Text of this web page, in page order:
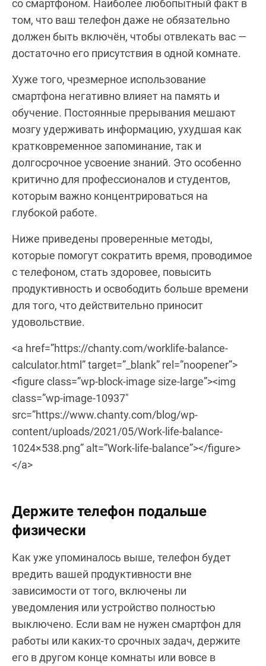
со смартфоном. Наиболее любопытный факт в
том, что ваш телефон даже не обязательно
должен быть включён, чтобы отвлекать вас —
достаточно его присутствия в одной комнате.
Хуже того, чрезмерное использование
смартфона негативно влияет на память и
обучение. Постоянные прерывания мешают
мозгу удерживать информацию, ухудшая как
кратковременное запоминание, так и
долгосрочное усвоение знаний. Это особенно
критично для профессионалов и студентов,
которым важно концентрироваться на
глубокой работе.
Ниже приведены проверенные методы,
которые помогут сократить время, проводимое
с телефоном, стать здоровее, повысить
продуктивность и освободить больше времени
для того, что действительно приносит
удовольствие.
<a href=”https://chanty.com/worklife-balance-
calculator.html” target=”_blank” rel=”noopener”>
<figure class=”wp-block-image size-large”><img
class=”wp-image-10937″
src=”https://www.chanty.com/blog/wp-
content/uploads/2021/05/Work-life-balance-
1024×538.png” alt=”Work-life-balance”></figure>
</a>
Держите телефон подальше
физически
Как уже упоминалось выше, телефон будет
вредить вашей продуктивности вне
зависимости от того, включены ли
уведомления или устройство полностью
выключено. Если вам не нужен смартфон для
работы или каких-то срочных задач, держите
его в другом конце комнаты или вовсе в